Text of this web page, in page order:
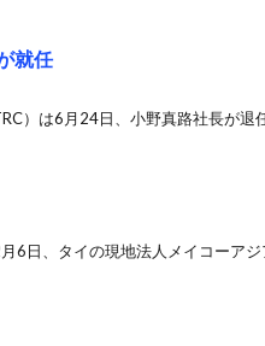
就任
）は6月24日、小野真路社長が退
6日、タイの現地法人メイコーアジ